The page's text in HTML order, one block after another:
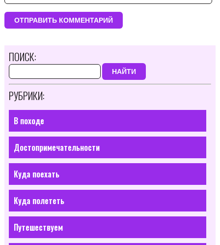
ПОИСК:
НАЙТИ
РУБРИКИ:
В походе
Достопримечательности
Куда поехать
Куда полететь
Путешествуем